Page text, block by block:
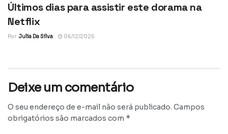
Últimos dias para assistir este dorama na
Netflix
Por Julia Da Silva 06/12/2025
Deixe um comentário
O seu endereço de e-mail não será publicado. Campos
obrigatórios são marcados com *